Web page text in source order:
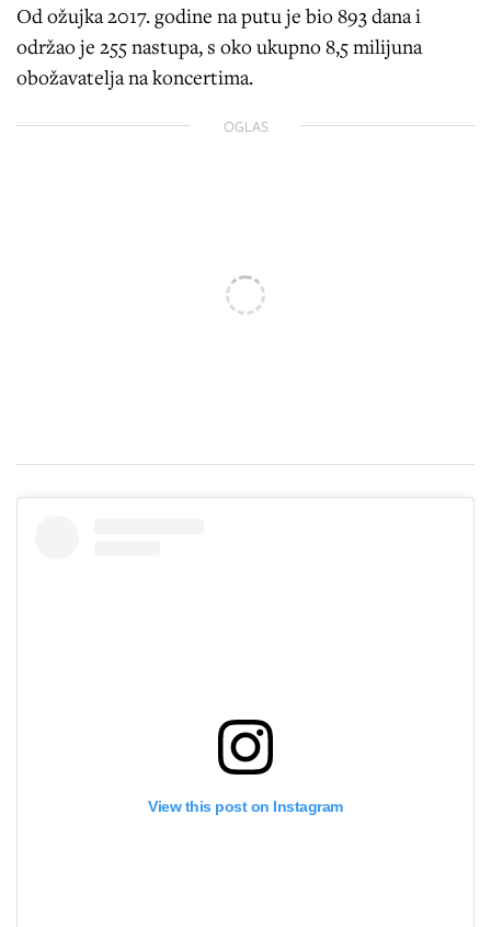
Od ožujka 2017. godine na putu je bio 893 dana i
održao je 255 nastupa, s oko ukupno 8,5 milijuna
obožavatelja na koncertima.
OGLAS
View this post on Instagram